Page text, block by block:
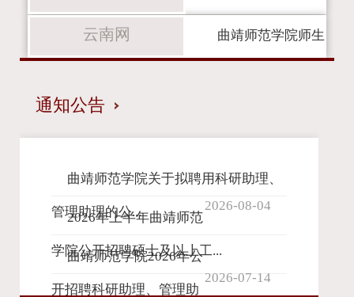
心服务守护桑榆安康
云南网 曲靖师范学院师生
通知公告
曲靖师范学院关于拟聘用科研助理、
管理助理的公... 2026-08-04
2026年上半年曲靖师范
学院公开招聘硕士及以上工...
2026-07-14
曲靖师范学院2026年公
开招聘科研助理、管理助